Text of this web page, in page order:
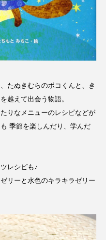
生 6月号 77
GENIUS BL出版
心の交差点
globe
て
J-POP
The 牛肉
ス
たぬきむらのポコくんと、き
越えて出会う物語。
りなメニューのレシピなどが
季節を楽しんだり、学んだ
レシピも♪
リーと水色のキラキラゼリー